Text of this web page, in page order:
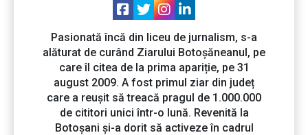
Pasionată încă din liceu de jurnalism, s-a
alăturat de curând Ziarului Botoșăneanul, pe
care îl citea de la prima apariție, pe 31
august 2009. A fost primul ziar din județ
care a reușit să treacă pragul de 1.000.000
de cititori unici într-o lună. Revenită la
Botoșani și-a dorit să activeze în cadrul